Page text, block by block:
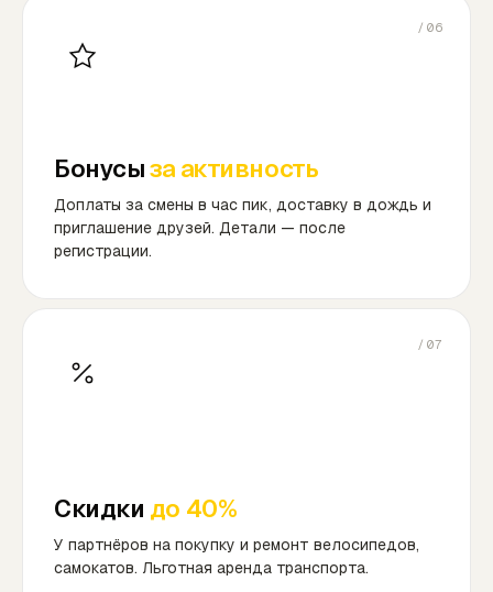
/06
Бонусыза активность
Доплаты за смены в час пик, доставку в дождь и
приглашение друзей. Детали — после
регистрации.
/07
Скидки до 40%
У партнёров на покупку и ремонт велосипедов,
самокатов. Льготная аренда транспорта.